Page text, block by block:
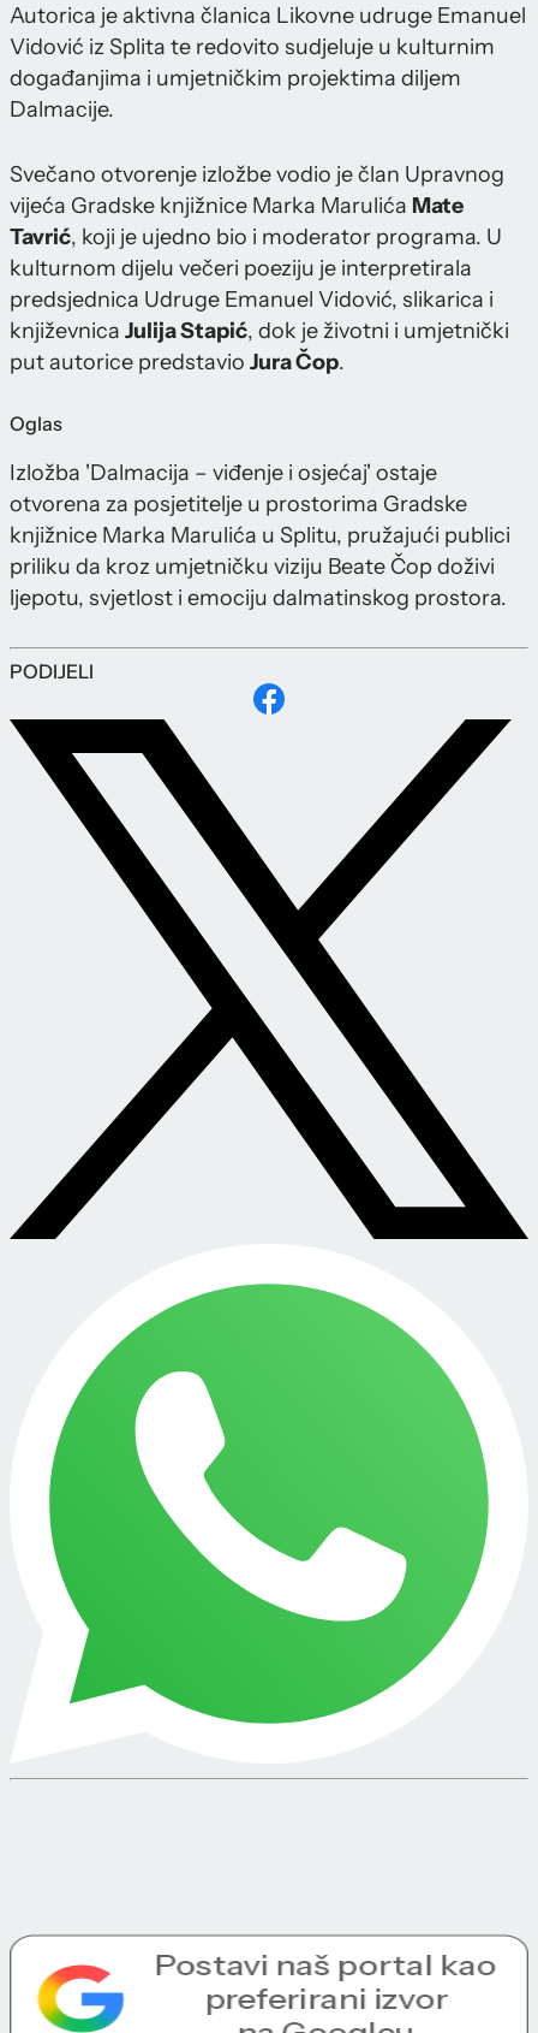
Autorica je aktivna članica Likovne udruge Emanuel
Vidović iz Splita te redovito sudjeluje u kulturnim
događanjima i umjetničkim projektima diljem
Dalmacije.
Svečano otvorenje izložbe vodio je član Upravnog
vijeća Gradske knjižnice Marka Marulića Mate
Tavrić, koji je ujedno bio i moderator programa. U
kulturnom dijelu večeri poeziju je interpretirala
predsjednica Udruge Emanuel Vidović, slikarica i
književnica Julija Stapić, dok je životni i umjetnički
put autorice predstavio Jura Čop.
Oglas
Izložba 'Dalmacija – viđenje i osjećaj' ostaje
otvorena za posjetitelje u prostorima Gradske
knjižnice Marka Marulića u Splitu, pružajući publici
priliku da kroz umjetničku viziju Beate Čop doživi
ljepotu, svjetlost i emociju dalmatinskog prostora.
PODIJELI